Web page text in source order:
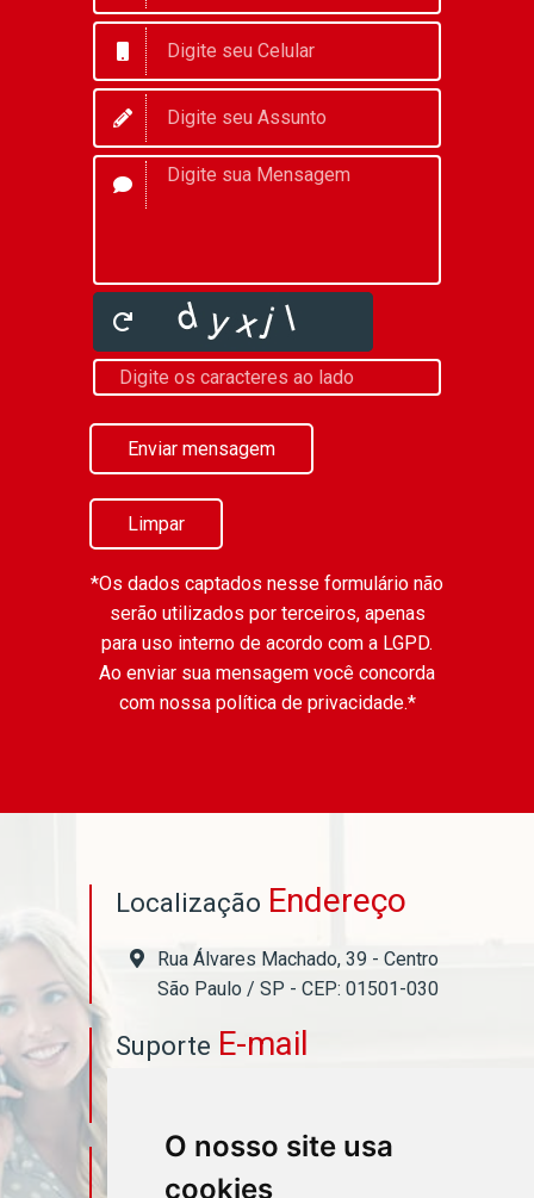
O nosso site usa
cookies
Enviar mensagem
Limpar
*Os dados captados nesse formulário não
serão utilizados por terceiros, apenas
para uso interno de acordo com a LGPD.
Ao enviar sua mensagem você concorda
com nossa política de privacidade.*
Localização Endereço
Rua Álvares Machado, 39 - Centro
São Paulo / SP - CEP: 01501-030
Suporte E-mail
ContatoTelefone